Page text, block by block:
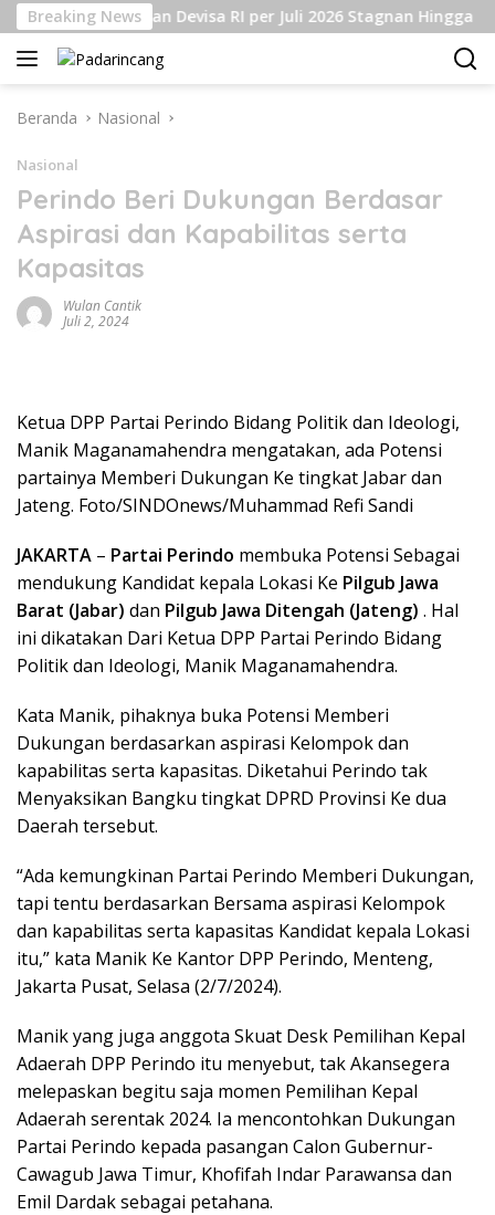
Langsung
ke
konten
Breaking News
Cadangan Devisa RI per Juli 2026 Stagnan Hingga
Beranda Nasional
Nasional
Perindo Beri Dukungan Berdasar
Aspirasi dan Kapabilitas serta
Kapasitas
Wulan Cantik
Juli 2, 2024
Ketua DPP Partai Perindo Bidang Politik dan Ideologi,
Manik Maganamahendra mengatakan, ada Potensi
partainya Memberi Dukungan Ke tingkat Jabar dan
Jateng. Foto/SINDOnews/Muhammad Refi Sandi
JAKARTA – Partai Perindo membuka Potensi Sebagai
mendukung Kandidat kepala Lokasi Ke Pilgub Jawa
Barat (Jabar) dan Pilgub Jawa Ditengah (Jateng) . Hal
ini dikatakan Dari Ketua DPP Partai Perindo Bidang
Politik dan Ideologi, Manik Maganamahendra.
Kata Manik, pihaknya buka Potensi Memberi
Dukungan berdasarkan aspirasi Kelompok dan
kapabilitas serta kapasitas. Diketahui Perindo tak
Menyaksikan Bangku tingkat DPRD Provinsi Ke dua
Daerah tersebut.
“Ada kemungkinan Partai Perindo Memberi Dukungan,
tapi tentu berdasarkan Bersama aspirasi Kelompok
dan kapabilitas serta kapasitas Kandidat kepala Lokasi
itu,” kata Manik Ke Kantor DPP Perindo, Menteng,
Jakarta Pusat, Selasa (2/7/2024).
Manik yang juga anggota Skuat Desk Pemilihan Kepal
Adaerah DPP Perindo itu menyebut, tak Akansegera
melepaskan begitu saja momen Pemilihan Kepal
Adaerah serentak 2024. Ia mencontohkan Dukungan
Partai Perindo kepada pasangan Calon Gubernur-
Cawagub Jawa Timur, Khofifah Indar Parawansa dan
Emil Dardak sebagai petahana.